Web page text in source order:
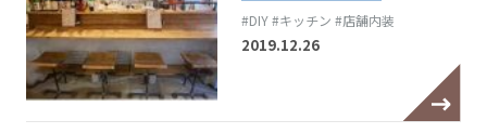
#DIY#キッチン #店舗内装
2019.12.26